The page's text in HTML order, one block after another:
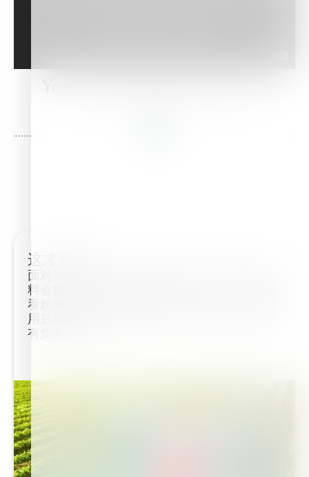
这才是海法！
面对市场上五花八门的肥料，种植户选择的肥
料会极大地影响作物的健康和产量。一袋肥料
看起来价格实惠，种植户认为捡了便宜，但施
用后会影响作物的健康、产量，甚至会对土壤
有负面影响...